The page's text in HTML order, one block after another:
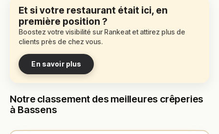
Et si votre restaurant était ici, en
première position ?
Boostez votre visibilité sur Rankeat et attirez plus de
clients près de chez vous.
En savoir plus
Notre classement des meilleures crêperies
à Bassens